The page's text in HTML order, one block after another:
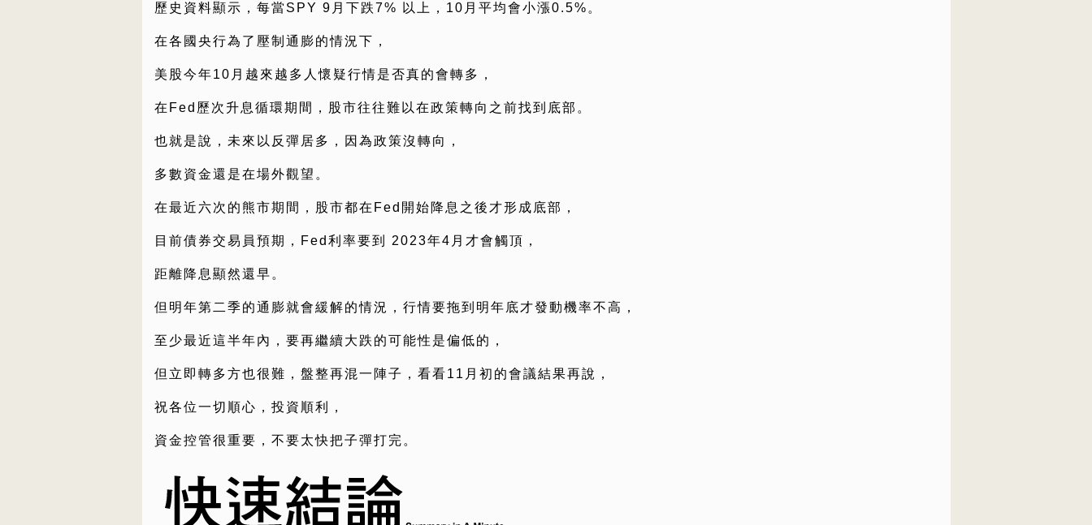
歷史資料顯示，每當SPY 9月下跌7% 以上，10月平均會小漲0.5%。
在各國央行為了壓制通膨的情況下，
美股今年10月越來越多人懷疑行情是否真的會轉多，
在Fed歷次升息循環期間，股市往往難以在政策轉向之前找到底部。
也就是說，未來以反彈居多，因為政策沒轉向，
多數資金還是在場外觀望。
在最近六次的熊市期間，股市都在Fed開始降息之後才形成底部，
目前債券交易員預期，Fed利率要到 2023年4月才會觸頂，
距離降息顯然還早。
但明年第二季的通膨就會緩解的情況，行情要拖到明年底才發動機率不高，
至少最近這半年內，要再繼續大跌的可能性是偏低的，
但立即轉多方也很難，盤整再混一陣子，看看11月初的會議結果再說，
祝各位一切順心，投資順利，
資金控管很重要，不要太快把子彈打完。